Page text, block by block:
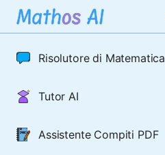
Risolutore di Matematica
Tutor AI
Assistente Compiti PDF